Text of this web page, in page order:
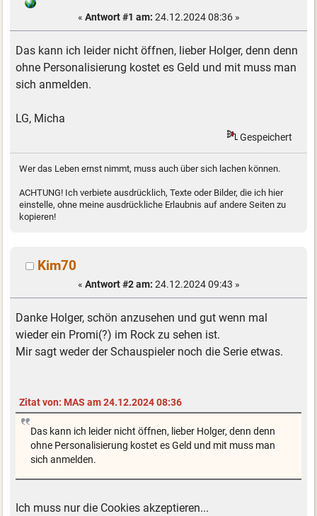
« Antwort #1 am: 24.12.2024 08:36 »
Das kann ich leider nicht öffnen, lieber Holger, denn denn
ohne Personalisierung kostet es Geld und mit muss man
sich anmelden.
LG, Micha
Gespeichert
Wer das Leben ernst nimmt, muss auch über sich lachen können.
ACHTUNG! Ich verbiete ausdrücklich, Texte oder Bilder, die ich hier
einstelle, ohne meine ausdrückliche Erlaubnis auf andere Seiten zu
kopieren!
Kim70
« Antwort #2 am: 24.12.2024 09:43 »
Danke Holger, schön anzusehen und gut wenn mal
wieder ein Promi(?) im Rock zu sehen ist.
Mir sagt weder der Schauspieler noch die Serie etwas.
Zitat von: MAS am 24.12.2024 08:36
Das kann ich leider nicht öffnen, lieber Holger, denn denn
ohne Personalisierung kostet es Geld und mit muss man
sich anmelden.
Ich muss nur die Cookies akzeptieren...